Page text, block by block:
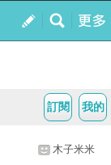
我的
訂閱
木子米米